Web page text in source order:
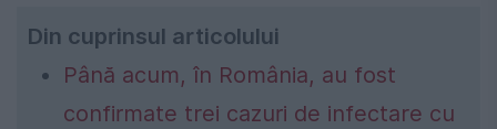
Din cuprinsul articolului
Până acum, în România, au fost
confirmate trei cazuri de infectare cu